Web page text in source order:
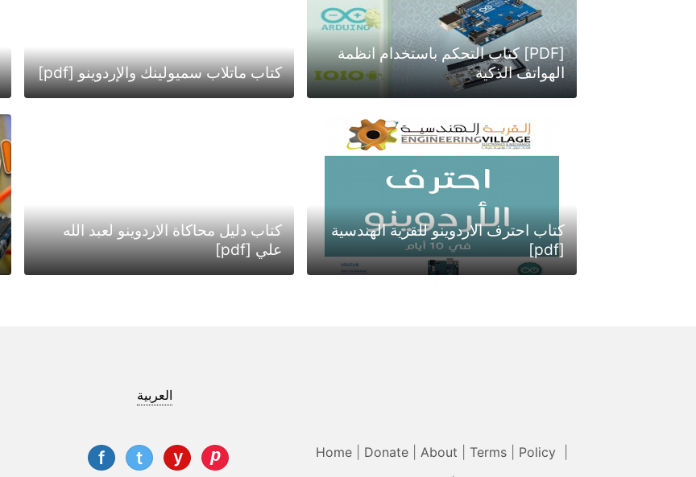
[PDF] كتاب التحكم باستخدام انظمة
الهواتف الذكية
كتاب ماتلاب سميولينك والإردوينو [pdf]
كتاب احترف الاردوينو للقرية الهندسية
[pdf]
كتاب دليل محاكاة الاردوينو لعبد الله
علي [pdf]
العربية
Home Donate |About Terms Policy